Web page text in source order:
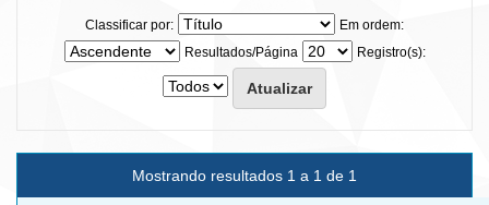
Classificar por:
Em ordem:
Resultados/Página
Registro(s):
Mostrando resultados 1 a 1 de 1